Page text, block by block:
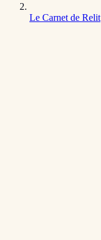
Le Carnet de Relit